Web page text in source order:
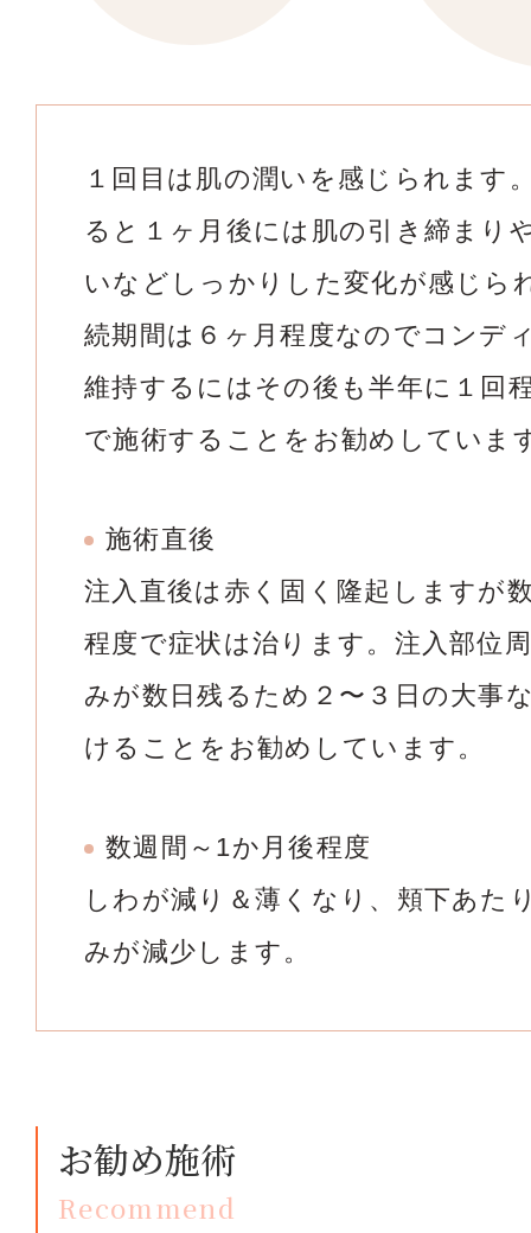
１回目は肌の潤いを感じられます
ると１ヶ月後には肌の引き締まり
いなどしっかりした変化が感じら
続期間は６ヶ月程度なのでコンデ
維持するにはその後も半年に１回
で施術することをお勧めしていま
施術直後
注入直後は赤く固く隆起しますが
程度で症状は治ります。注入部位
みが数日残るため２〜３日の大事
けることをお勧めしています。
数週間～1か月後程度
しわが減り＆薄くなり、頬下あた
みが減少します。
お勧め施術
Recommend